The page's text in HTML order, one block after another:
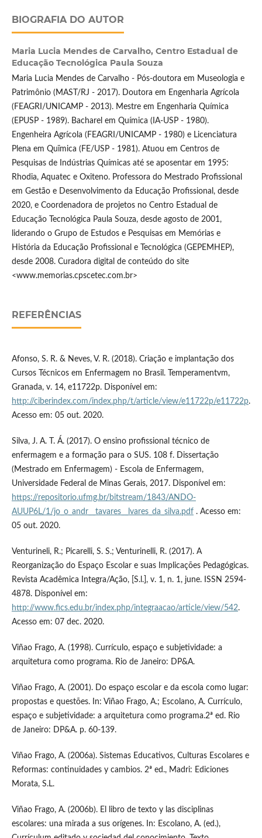
BIOGRAFIA DO AUTOR
Maria Lucia Mendes de Carvalho, Centro Estadual de
Educação Tecnológica Paula Souza
Maria Lucia Mendes de Carvalho - Pós-doutora em Museologia e
Patrimônio (MAST/RJ - 2017). Doutora em Engenharia Agrícola
(FEAGRI/UNICAMP - 2013). Mestre em Engenharia Química
(EPUSP - 1989). Bacharel em Química (IA-USP - 1980).
Engenheira Agrícola (FEAGRI/UNICAMP - 1980) e Licenciatura
Plena em Quïmica (FE/USP - 1981). Atuou em Centros de
Pesquisas de Indústrias Químicas até se aposentar em 1995:
Rhodia, Aquatec e Oxiteno. Professora do Mestrado Profissional
em Gestão e Desenvolvimento da Educação Profissional, desde
2020, e Coordenadora de projetos no Centro Estadual de
Educação Tecnológica Paula Souza, desde agosto de 2001,
liderando o Grupo de Estudos e Pesquisas em Memórias e
História da Educação Profissional e Tecnológica (GEPEMHEP),
desde 2008. Curadora digital de conteúdo do site
<www.memorias.cpscetec.com.br>
REFERÊNCIAS
Afonso, S. R. & Neves, V. R. (2018). Criação e implantação dos
Cursos Técnicos em Enfermagem no Brasil. Temperamentvm,
Granada, v. 14, e11722p. Disponível em:
http://ciberindex.com/index.php/t/article/view/e11722p/e11722p.
Acesso em: 05 out. 2020.
Silva, J. A. T. Á. (2017). O ensino profissional técnico de
enfermagem e a formação para o SUS. 108 f. Dissertação
(Mestrado em Enfermagem) - Escola de Enfermagem,
Universidade Federal de Minas Gerais, 2017. Disponível em:
https://repositorio.ufmg.br/bitstream/1843/ANDO-
AUUP6L/1/jo_o_andr__tavares__lvares_da_silva.pdf. Acesso em:
05 out. 2020.
Venturineli, R.; Picarelli, S. S.; Venturinelli, R. (2017). A
Reorganização do Espaço Escolar e suas Implicações Pedagógicas.
Revista Acadêmica Integra/Ação, [S.l.], v. 1, n. 1, june. ISSN 2594-
4878. Disponível em:
http://www.fics.edu.br/index.php/integraacao/article/view/542.
Acesso em: 07 dec. 2020.
Viñao Frago, A. (1998). Currículo, espaço e subjetividade: a
arquitetura como programa. Rio de Janeiro: DP&A.
Viñao Frago, A. (2001). Do espaço escolar e da escola como lugar:
propostas e questões. In: Viñao Frago, A.; Escolano, A. Currículo,
espaço e subjetividade: a arquitetura como programa.2ª ed. Rio
de Janeiro: DP&A. p. 60-139.
Viñao Frago, A. (2006a). Sistemas Educativos, Culturas Escolares e
Reformas: continuidades y cambios. 2ª ed., Madri: Ediciones
Morata, S.L.
Viñao Frago, A. (2006b). El libro de texto y las disciplinas
escolares: una mirada a sus orígenes. In: Escolano, A. (ed.),